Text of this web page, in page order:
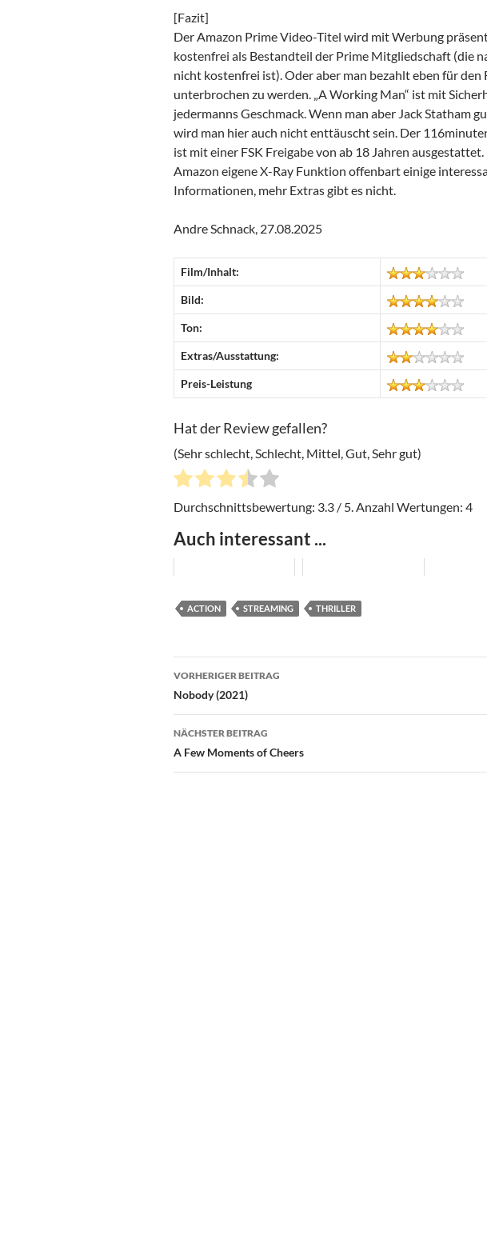
[Fazit]
Der Amazon Prime Video-Titel wird mit Werbung
kostenfrei als Bestandteil der Prime Mitgliedschaft (die
nicht kostenfrei ist). Oder aber man bezahlt eben für den
unterbrochen zu werden. „A Working Man“ ist mit
jedermanns Geschmack. Wenn man aber Jack Statham
wird man hier auch nicht enttäuscht sein. Der
ist mit einer FSK Freigabe von ab 18 Jahren ausgestattet.
Amazon eigene X-Ray Funktion offenbart einige
Informationen, mehr Extras gibt es nicht.
Andre Schnack, 27.08.2025
Film/Inhalt:
Bild:
Ton:
Extras/Ausstattung:
Preis-Leistung
Hat der Review gefallen?
(Sehr schlecht, Schlecht, Mittel, Gut, Sehr gut)
Durchschnittsbewertung: 3.3 / 5. Anzahl Wertungen: 4
Auch interessant ...
ACTION STREAMING THRILLER
Beitragsnavigation
VORHERIGER BEITRAG
Nobody (2021)
NÄCHSTER BEITRAG
A Few Moments of Cheers